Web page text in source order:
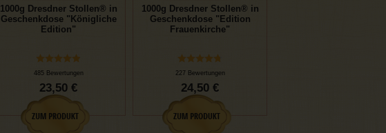
1000g Dresdner Stollen® in
Geschenkdose "Königliche
Edition"
485 Bewertungen
23,50 €
1000g Dresdner Stollen® in
Geschenkdose "Edition
Frauenkirche"
227 Bewertungen
24,50 €